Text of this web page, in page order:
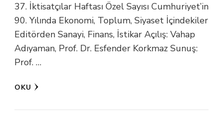
37. İktisatçılar Haftası Özel Sayısı Cumhuriyet’in
90. Yılında Ekonomi, Toplum, Siyaset İçindekiler
Editörden Sanayi, Finans, İstikar Açılış: Vahap
Adıyaman, Prof. Dr. Esfender Korkmaz Sunuş:
Prof. …
OKU